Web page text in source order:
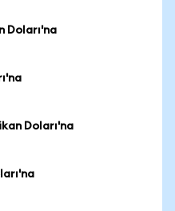
Doları'na
Doları'na